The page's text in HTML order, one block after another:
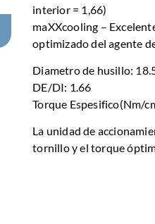
interior = 1,66)
maXXcooling –
optimizado del agente
Diametro de husillo:
DE/DI: 1.66
Torque Espesifico(Nm/
La unidad de
tornillo y el torque